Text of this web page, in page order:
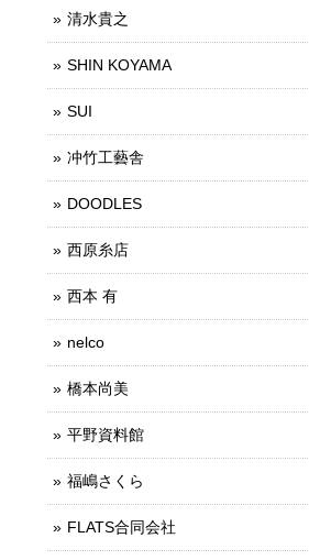
清水貴之
SHIN KOYAMA
SUI
冲竹工藝舎
DOODLES
西原糸店
西本 有
nelco
橋本尚美
平野資料館
福嶋さくら
FLATS合同会社